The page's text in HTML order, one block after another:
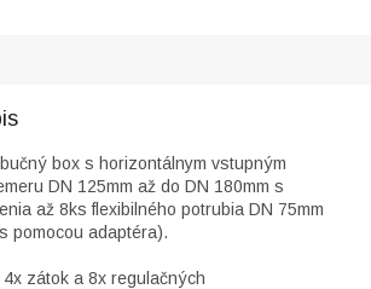
box s horizontálnym vstupným
DN 125mm až do DN 180mm s
až 8ks flexibilného potrubia DN 75mm
pomocou adaptéra).
zátok a 8x regulačných